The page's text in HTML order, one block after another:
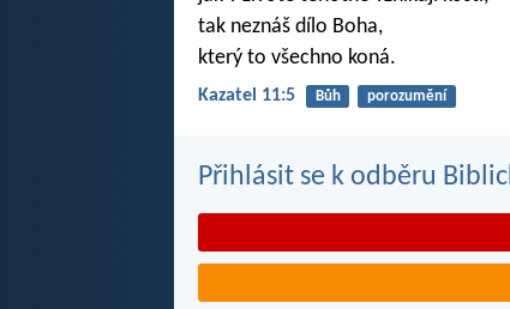
tak neznáš dílo Boha,
který to všechno koná.
Kazatel 11:5 Bůh porozumění
Přihlásit se k odběru